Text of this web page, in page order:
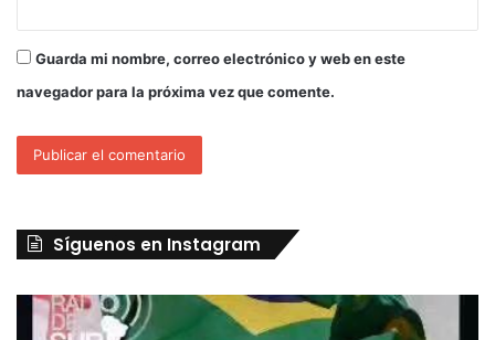
Guarda mi nombre, correo electrónico y web en este
navegador para la próxima vez que comente.
Síguenos en Instagram